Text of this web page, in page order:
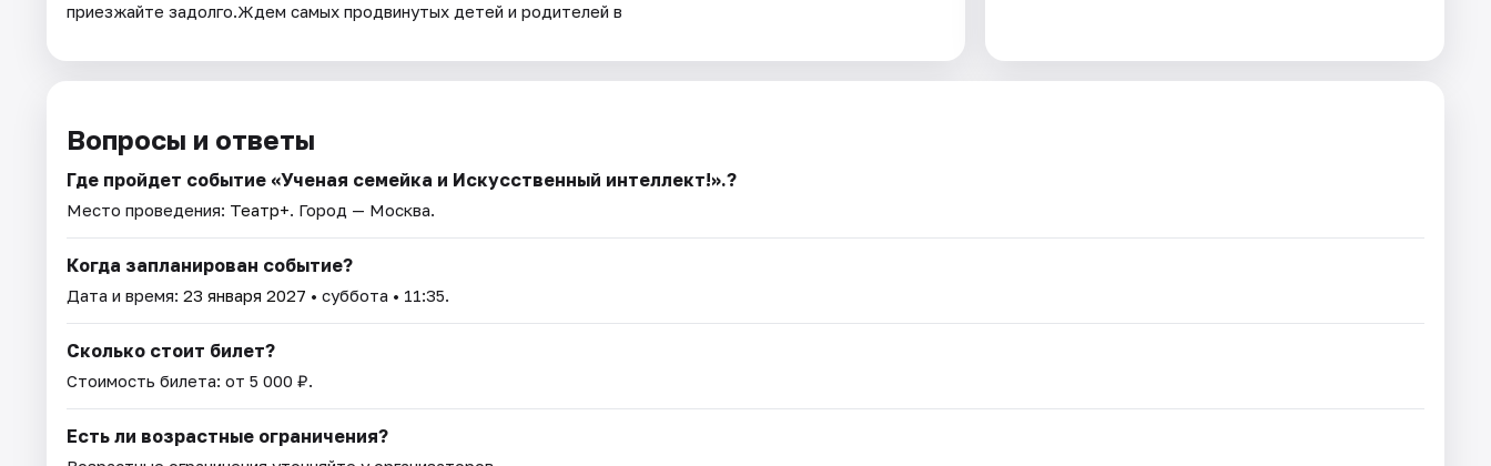
приезжайте задолго.Ждем самых продвинутых детей и родителей в
Вопросы и ответы
Где пройдет событие «Ученая семейка и Искусственный интеллект!».?
Место проведения: Театр+. Город — Москва.
Когда запланирован событие?
Дата и время: 23 января 2027 • суббота • 11:35.
Сколько стоит билет?
Стоимость билета: от 5 000 ₽.
Есть ли возрастные ограничения?